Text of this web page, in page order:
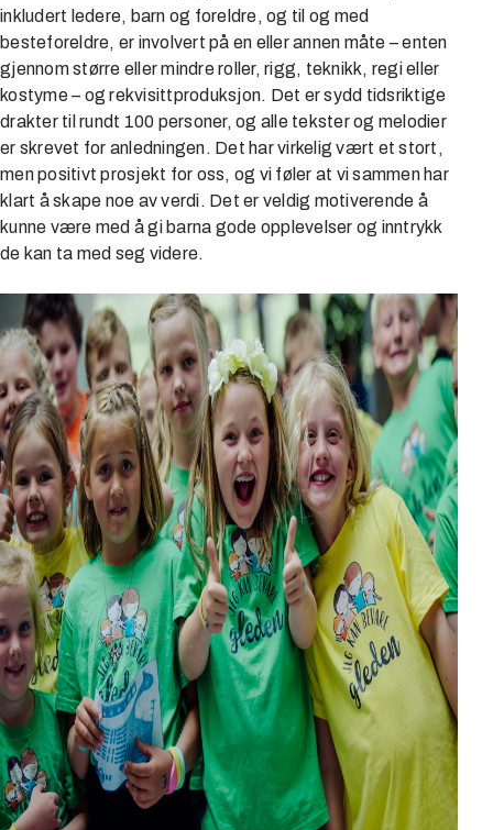
inkludert ledere, barn og foreldre, og til og med
besteforeldre, er involvert på en eller annen måte – enten
gjennom større eller mindre roller, rigg, teknikk, regi eller
kostyme – og rekvisittproduksjon. Det er sydd tidsriktige
drakter til rundt 100 personer, og alle tekster og melodier
er skrevet for anledningen. Det har virkelig vært et stort,
men positivt prosjekt for oss, og vi føler at vi sammen har
klart å skape noe av verdi. Det er veldig motiverende å
kunne være med å gi barna gode opplevelser og inntrykk
de kan ta med seg videre.